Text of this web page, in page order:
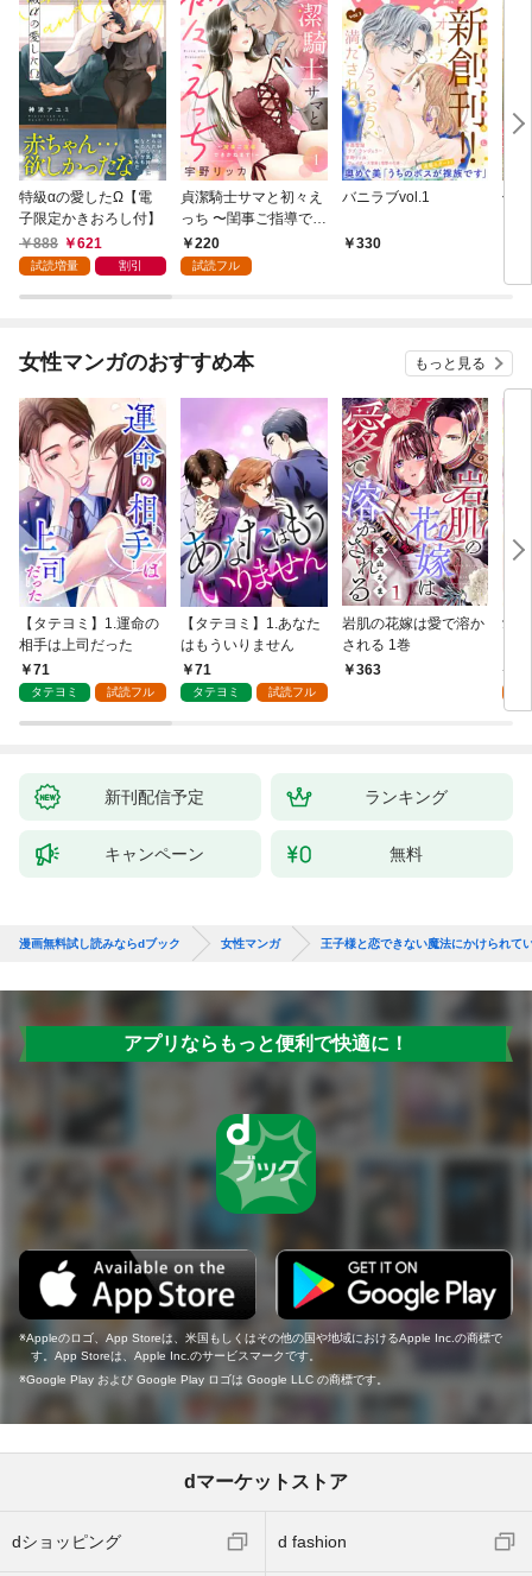
特級αの愛したΩ【電
子限定かきおろし付】
888
621
試読増量 割引
貞潔騎士サマと初々え
っち 〜閨事ご指導でき
かねます！〜（1）
220
試読フル
バニラブvol.1
330
偽
女性マンガのおすすめ本 もっと見る
【タテヨミ】1.運命の
相手は上司だった
71
タテヨミ 試読フル
【タテヨミ】1.あなた
はもういりません
71
タテヨミ 試読フル
岩肌の花嫁は愛で溶か
される 1巻
363
愛
新刊配信予定 ランキング
キャンペーン 無料
漫画無料試し読みならdブック 女性マンガ 王子様と恋できない魔法にかけられて
アプリならもっと便利で快適に！
Appleのロゴ、App Storeは、米国もしくはその他の国や地域におけるApple Inc.の商標で
す。App Storeは、Apple Inc.のサービスマークです。
Google Play および Google Play ロゴは Google LLC の商標です。
dマーケットストア
dショッピング d fashion